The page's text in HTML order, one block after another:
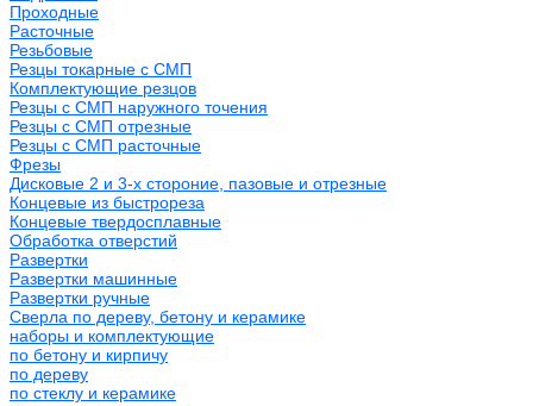
Проходные
Расточные
Резьбовые
Резцы токарные с СМП
Комплектующие резцов
Резцы с СМП наружного точения
Резцы с СМП отрезные
Резцы с СМП расточные
Фрезы
Дисковые 2 и 3-х стороние, пазовые и отрезные
Концевые из быстрореза
Концевые твердосплавные
Обработка отверстий
Развертки
Развертки машинные
Развертки ручные
Сверла по дереву, бетону и керамике
наборы и комплектующие
по бетону и кирпичу
по дереву
по стеклу и керамике